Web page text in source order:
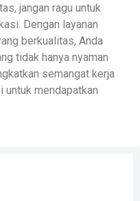
jangan ragu untuk
Dengan layanan
berkualitas, Anda
tidak hanya nyaman
semangat kerja
untuk mendapatkan